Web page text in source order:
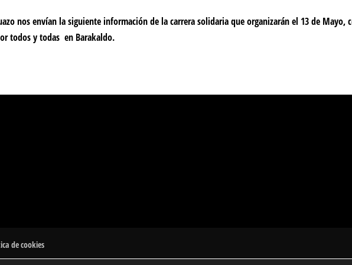
nos envían la siguiente información de la carrera solidaria que organizarán el 13 de Mayo,
todos y todas en Barakaldo.
de cookies